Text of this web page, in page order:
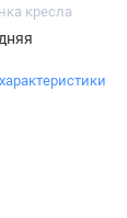
кресла